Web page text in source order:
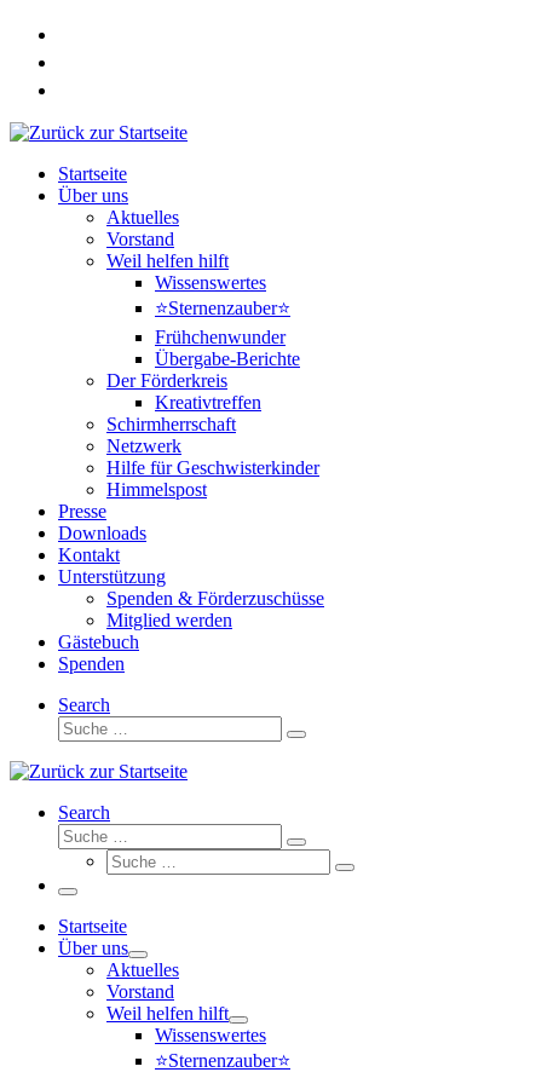
Zum
springen
Startseite
Über uns
Aktuelles
Vorstand
Weil helfen hilft
Wissenswertes
⭐Sternenzauber⭐
Frühchenwunder
Übergabe-Berichte
Der Förderkreis
Kreativtreffen
Schirmherrschaft
Netzwerk
Hilfe für Geschwisterkinder
Himmelspost
Presse
Downloads
Kontakt
Unterstützung
Spenden & Förderzuschüsse
Mitglied werden
Gästebuch
Spenden
Search
Suche
Suche
Search
Suche
Suche
Suche
Suche
Menü
Startseite
Über uns
Aktuelles
Vorstand
Weil helfen hilft
Wissenswertes
⭐Sternenzauber⭐